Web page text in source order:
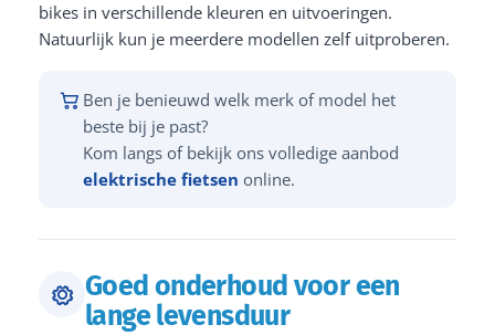
bikes in verschillende kleuren en uitvoeringen.
Natuurlijk kun je meerdere modellen zelf uitproberen.
Ben je benieuwd welk merk of model het
beste bij je past?
Kom langs of bekijk ons volledige aanbod
elektrische fietsen online.
Goed onderhoud voor een
lange levensduur